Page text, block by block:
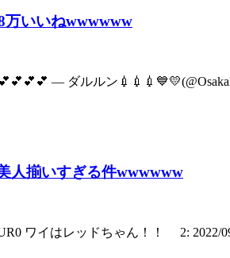
万いいねwwwwww
— ダルルン
人揃いすぎる件wwwwww
ワイはレッドちゃん！！ 2: 2022/